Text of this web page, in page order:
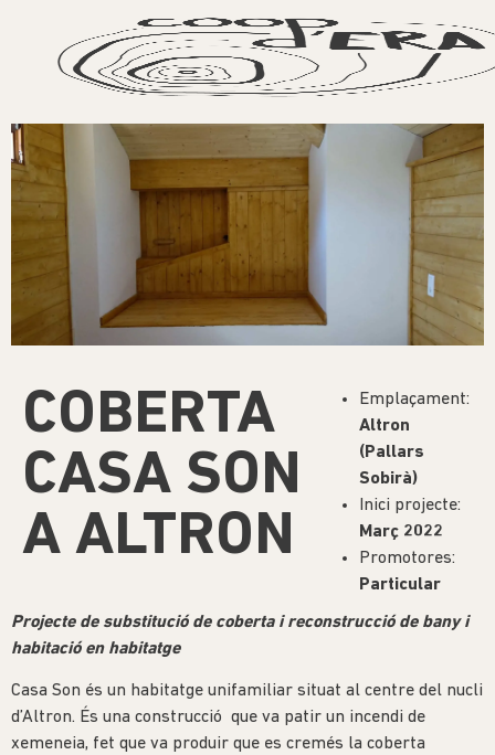
COBERTA
CASA SON
A ALTRON
Emplaçament:
Altron
(Pallars
Sobirà)
Inici projecte:
Març 2022
Promotores:
Particular
Projecte de substitució de coberta i reconstrucció de bany i
habitació en habitatge
Casa Son és un habitatge unifamiliar situat al centre del nucli
d’Altron. És una construcció que va patir un incendi de
xemeneia, fet que va produir que es cremés la coberta